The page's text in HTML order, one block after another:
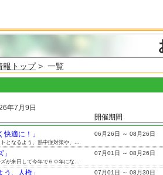
報トップ> 一覧
年7月9日
開催期間
適に！」 06月26日 ～ 08月26日
となるよう、熱中症対策や、...
07月01日 ～ 08月26日
が来日して今年で６０年にな...
、人権」 07月01日 ～ 08月30日